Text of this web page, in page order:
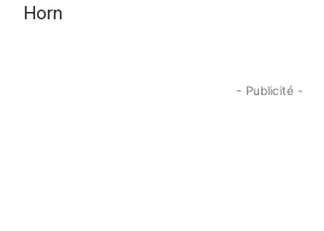
Horn
- Publicité -